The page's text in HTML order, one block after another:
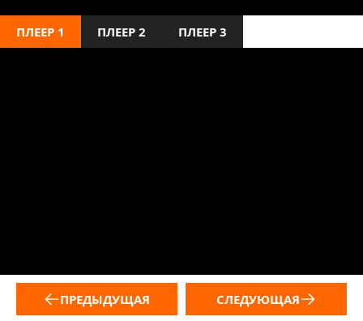
ПЛЕЕР 1 ПЛЕЕР 2 ПЛЕЕР 3
ПРЕДЫДУЩАЯ СЛЕДУЮЩАЯ